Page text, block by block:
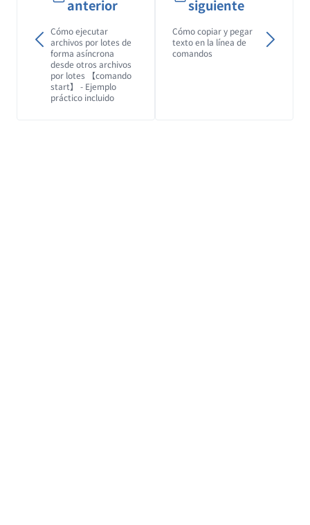
anterior
Cómo ejecutar
archivos por lotes de
forma asíncrona
desde otros archivos
por lotes 【comando
start】 - Ejemplo
práctico incluido
siguiente
Cómo copiar y pegar
texto en la línea de
comandos